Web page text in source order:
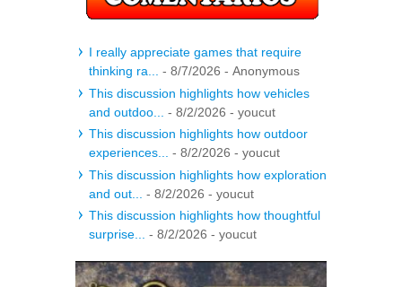
I really appreciate games that require
thinking ra... - 8/7/2026 - Anonymous
This discussion highlights how vehicles
and outdoo...
- 8/2/2026 - youcut
This discussion highlights how outdoor
experiences... - 8/2/2026 - youcut
This discussion highlights how exploration
and out...
- 8/2/2026 - youcut
This discussion highlights how thoughtful
surprise... - 8/2/2026 - youcut